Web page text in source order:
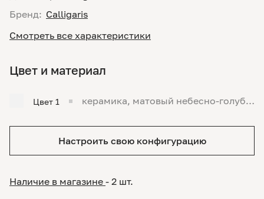
Бренд: Calligaris
Смотреть все характеристики
Цвет и материал
Цвет 1
керамика, матовый небесно-голубо
Настроить свою конфигурацию
Наличие в магазине - 2 шт.